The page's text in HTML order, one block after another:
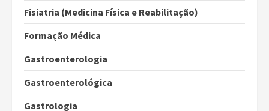
Fisiatria (Medicina Física e Reabilitação)
Formação Médica
Gastroenterologia
Gastroenterológica
Gastrologia